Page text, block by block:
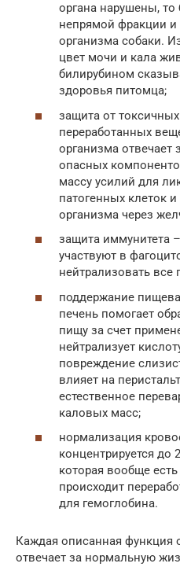
органа нарушены, то
непрямой фракции
организма собаки.
цвет мочи и кала
билирубином
здоровья питомца;
защита от
переработанных
организма отвечает
опасных
массу усилий для
патогенных клеток
организма через
защита иммунитета
участвуют в
нейтрализовать все
поддержание
печень помогает
пищу за счет
нейтрализует
повреждение
влияет на
естественное
каловых масс;
нормализация
концентрируется до
которая вообще
происходит
для гемоглобина.
Каждая описанная функция
отвечает за нормальную